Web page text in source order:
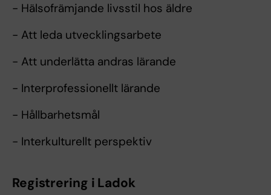
- Hälsofrämjande livsstil hos äldre
- Att leda utvecklingsarbete
- Att underlätta andras lärande
- Interprofessionellt lärande
- Hållbarhetsmål
- Interkulturellt perspektiv
Registrering i Ladok